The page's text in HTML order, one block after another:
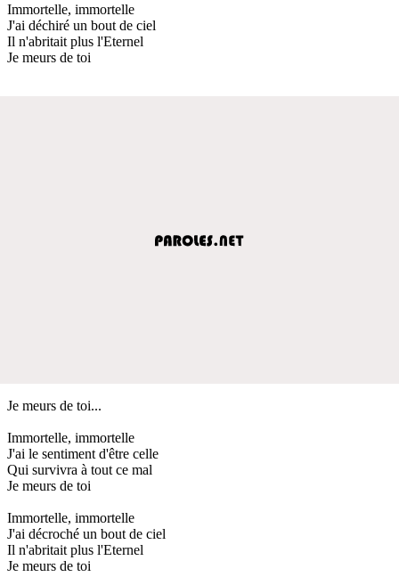
Immortelle, immortelle
J'ai déchiré un bout de ciel
Il n'abritait plus l'Eternel
Je meurs de toi
Je meurs de toi...
Immortelle, immortelle
J'ai le sentiment d'être celle
Qui survivra à tout ce mal
Je meurs de toi
Immortelle, immortelle
J'ai décroché un bout de ciel
Il n'abritait plus l'Eternel
Je meurs de toi